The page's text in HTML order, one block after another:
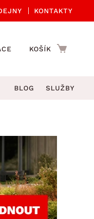
KONTAKTY
KOŠÍK
BLOG SLUŽBY